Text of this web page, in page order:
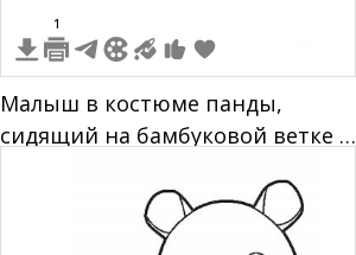
1
Малыш в костюме панды,
сидящий на бамбуковой ветке с